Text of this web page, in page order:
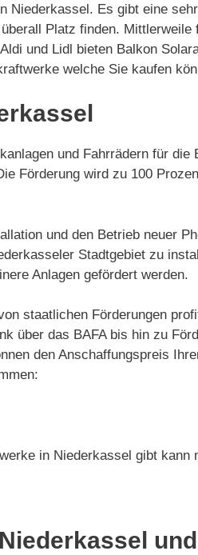
Niederkassel. Es gibt eine
Platz finden.
und Lidl bieten Balkon
welche Sie kaufen
und Fahrrädern für
Förderung wird zu 100
und den Betrieb neuer
Stadtgebiet zu
Anlagen gefördert werden.
staatlichen Förderungen
über das BAFA bis hin zu
den Anschaffungspreis
in Niederkassel gibt kann